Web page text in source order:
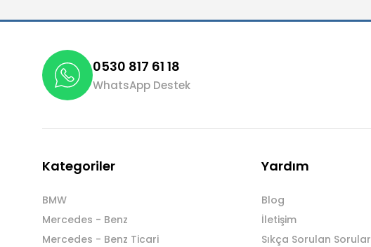
0530 817 61 18
WhatsApp Destek
Kategoriler
BMW
Mercedes - Benz
Mercedes - Benz Ticari
Yardım
Blog
İletişim
Sıkça Sorulan Sorular